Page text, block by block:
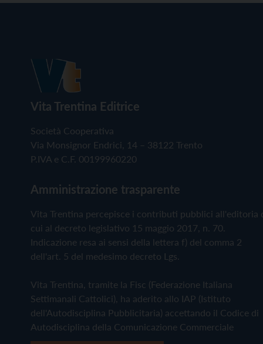
Vita Trentina Editrice
Società Cooperativa
Via Monsignor Endrici, 14 – 38122 Trento
P.IVA e C.F. 00199960220
Amministrazione trasparente
Vita Trentina percepisce i contributi pubblici all'editoria
cui al decreto legislativo 15 maggio 2017, n. 70.
Indicazione resa ai sensi della lettera f) del comma 2
dell'art. 5 del medesimo decreto Lgs.
Vita Trentina, tramite la Fisc (Federazione Italiana
Settimanali Cattolici), ha aderito allo IAP (Istituto
dell'Autodisciplina Pubblicitaria) accettando il Codice di
Autodisciplina della Comunicazione Commerciale